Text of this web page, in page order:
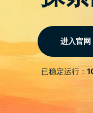
自 2017 年任天
以来，其後继机
出，Switch 2 的正
《Nintendo
2025 年 1 月正式
导